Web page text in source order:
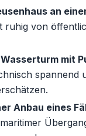
an
ruhig von
mit
spannend
Anbau eines